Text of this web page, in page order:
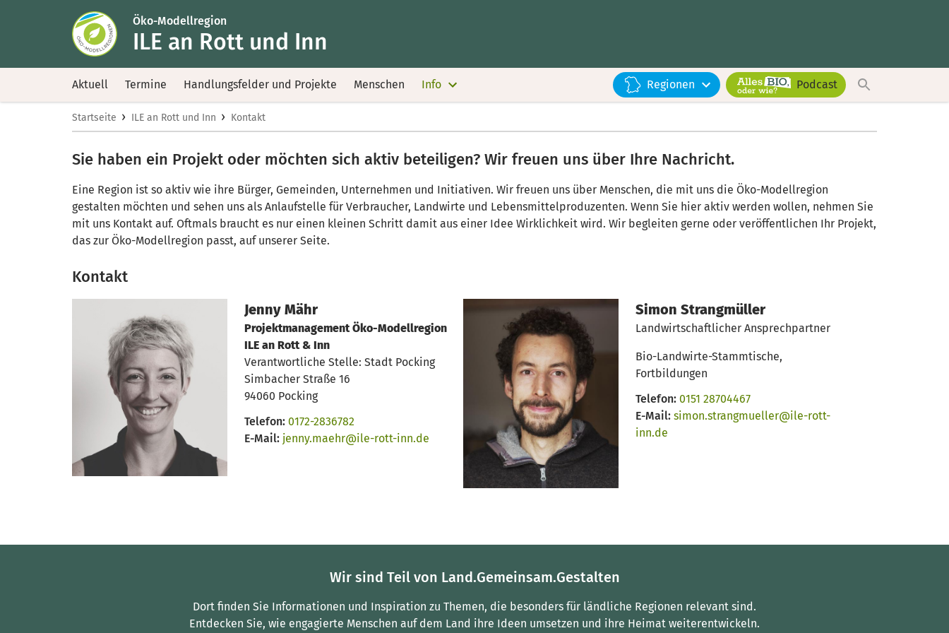
Öko-Modellregion
ILE an Rott und Inn
Aktuell Termine Handlungsfelder und Projekte Menschen Info Regionen Podcast
Startseite › ILE an Rott und Inn › Kontakt
Sie haben ein Projekt oder möchten sich aktiv beteiligen? Wir freuen uns über Ihre Nachricht.
Eine Region ist so aktiv wie ihre Bürger, Gemeinden, Unternehmen und Initiativen. Wir freuen uns über Menschen, die mit uns die Öko-Modellregion
gestalten möchten und sehen uns als Anlaufstelle für Verbraucher, Landwirte und Lebensmittelproduzenten. Wenn Sie hier aktiv werden wollen, nehmen Sie
mit uns Kontakt auf. Oftmals braucht es nur einen kleinen Schritt damit aus einer Idee Wirklichkeit wird. Wir begleiten gerne oder veröffentlichen Ihr Projekt,
das zur Öko-Modellregion passt, auf unserer Seite.
Kontakt
Jenny Mähr
Projektmanagement Öko-Modellregion
ILE an Rott & Inn
Verantwortliche Stelle: Stadt Pocking
Simbacher Straße 16
94060 Pocking
Telefon: 0172-2836782
E-Mail: jenny.maehr@ile-rott-inn.de
Simon Strangmüller
Landwirtschaftlicher Ansprechpartner
Bio-Landwirte-Stammtische,
Fortbildungen
Telefon: 0151 28704467‬
E-Mail: simon.strangmueller@ile-rott-
inn.de
Wir sind Teil von Land.Gemeinsam.Gestalten
Dort finden Sie Informationen und Inspiration zu Themen, die besonders für ländliche Regionen relevant sind.
Entdecken Sie, wie engagierte Menschen auf dem Land ihre Ideen umsetzen und ihre Heimat weiterentwickeln.